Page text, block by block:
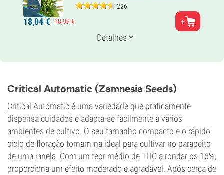
226
Pais
Lowryder x Lemon OG
Auto predominante indica
8-9 semanas desde a semente até à colheita
12%
CBD
0-1%
Tipo de floração
Autoflorescentes
18,04 € 18,99€
Detalhes
Critical Automatic (Zamnesia Seeds)
Critical Automaticé uma variedade que praticamente
dispensa cuidados e adapta-se facilmente a vários
ambientes de cultivo. O seu tamanho compacto e o rápido
ciclo de floração tornam-na ideal para cultivar no parapeito
de uma janela. Com um teor médio de THC a rondar os 16%,
proporciona um efeito moderado e agradável. Após cerca de